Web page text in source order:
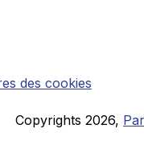
des cookies
Copyrights 2026,